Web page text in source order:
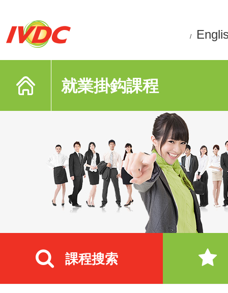
/
就業掛鈎課程
課程搜索